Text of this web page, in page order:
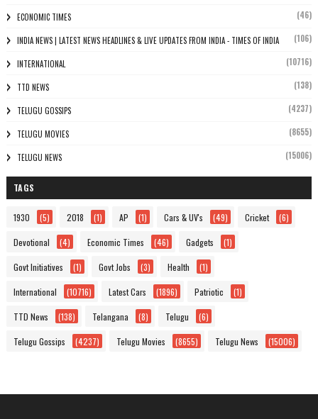
ECONOMIC TIMES (46)
INDIA NEWS | LATEST NEWS HEADLINES & LIVE UPDATES FROM INDIA - TIMES OF INDIA (106)
INTERNATIONAL (10716)
TTD NEWS (138)
TELUGU GOSSIPS (4237)
TELUGU MOVIES (8655)
TELUGU NEWS (15006)
TAGS
1930 (5) 2018 (1) AP (1) Cars & UV's (49) Cricket (6)
Devotional (4) Economic Times (46) Gadgets (1)
Govt Initiatives (1) Govt Jobs (3) Health (1)
International (10716) Latest Cars (1896) Patriotic (1)
TTD News (138) Telangana (8) Telugu (6)
Telugu Gossips (4237) Telugu Movies (8655) Telugu News (15006)